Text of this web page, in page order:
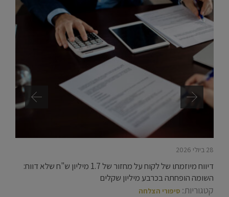
28 ביולי 2026
דיווח מיוזמתו של לקוח על מחזור של 1.7 מיליון ש"ח שלא דווח:
השומה הופחתה בכרבע מיליון שקלים
קטגוריות: סיפורי הצלחה